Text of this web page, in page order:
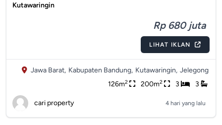
Kutawaringin
Rp 680 juta
LIHAT IKLAN
Jawa Barat, Kabupaten Bandung, Kutawaringin, Jelegong
126m2 200m2 3 3
cari property 4 hari yang lalu